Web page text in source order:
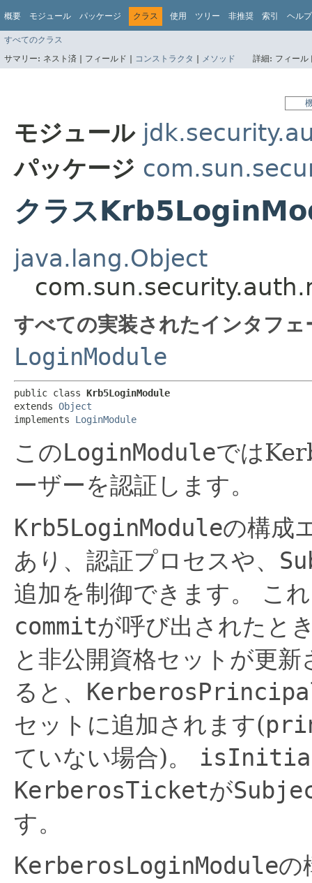
概要 モジュール パッケージ クラス 使用 ツリー 非推奨 索引 ヘルプ
すべてのクラス
サマリー: ネスト済 | フィールド | コンストラクタ | メソッド 詳細: フィー
モジュール
パッケージ
クラス
java.lang.Object
すべての実装されたインタフ
LoginModule
public class Krb5LoginModule
extends Object
implements LoginModule
このLoginModuleでは
ーザーを認証します。
Krb5LoginModuleの構成
あり、認証プロセスや、
追加を制御できます。
こ
commitが呼び出されたと
と非公開資格セットが更新
ると、
セットに追加されます(
ていない場合)。
KerberosTicketが
す。
KerberosLoginModuleの